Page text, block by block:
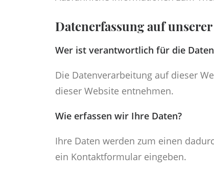
Datenerfassung auf unserer
Wer ist verantwortlich für die
Die Datenverarbeitung auf dieser
dieser Website entnehmen.
Wie erfassen wir Ihre Daten?
Ihre Daten werden zum einen
ein Kontaktformular eingeben.